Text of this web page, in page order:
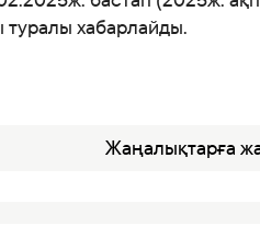
хабарлайды.
Жаңалықтарға